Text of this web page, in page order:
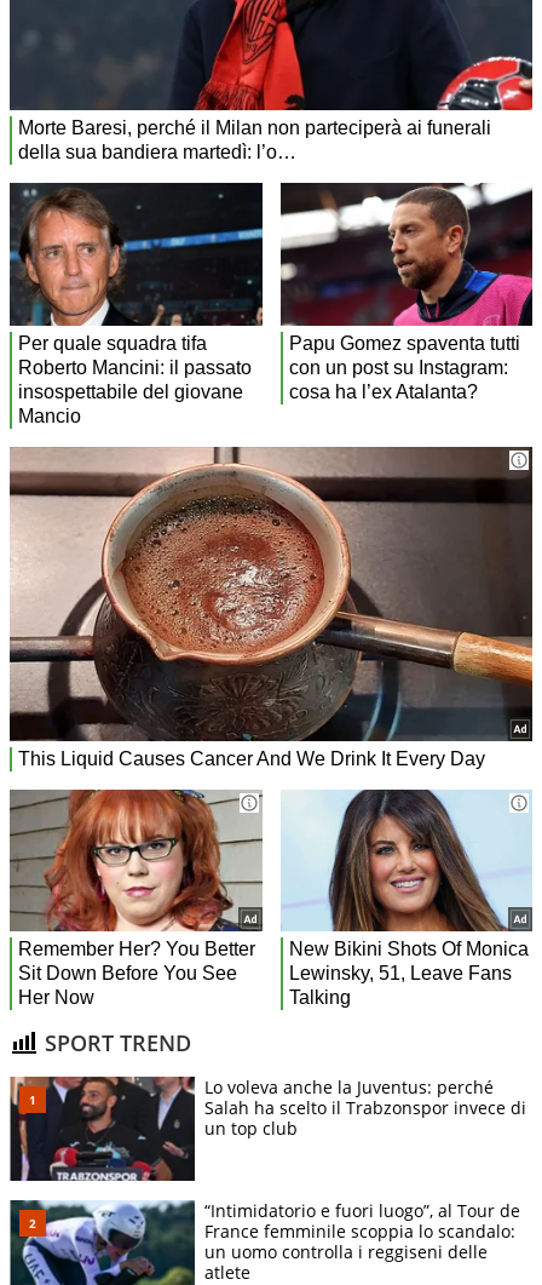
SPORT TREND
Lo voleva anche la Juventus: perché
Salah ha scelto il Trabzonspor invece di
un top club
“Intimidatorio e fuori luogo”, al Tour de
France femminile scoppia lo scandalo:
un uomo controlla i reggiseni delle
atlete